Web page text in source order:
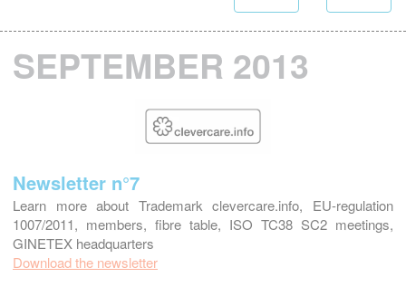
SEPTEMBER 2013
Newsletter n°7
Learn more about Trademark clevercare.info, EU-regulation
1007/2011, members, fibre table, ISO TC38 SC2 meetings,
GINETEX headquarters
Download the newsletter